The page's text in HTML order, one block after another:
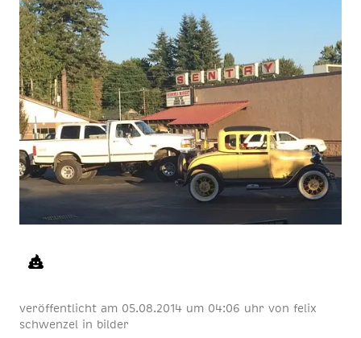
veröffentlicht am 05 08 2014 um 04:06 uhr von felix
schwenzel in bilder